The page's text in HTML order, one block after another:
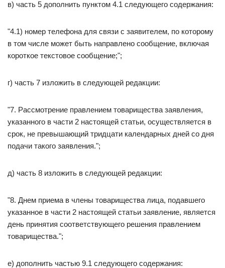
в) часть 5 дополнить пунктом 4.1 следующего содержания:
"4.1) номер телефона для связи с заявителем, по которому
в том числе может быть направлено сообщение, включая
короткое текстовое сообщение;";
г) часть 7 изложить в следующей редакции:
"7. Рассмотрение правлением товарищества заявления,
указанного в части 2 настоящей статьи, осуществляется в
срок, не превышающий тридцати календарных дней со дня
подачи такого заявления.";
д) часть 8 изложить в следующей редакции:
"8. Днем приема в члены товарищества лица, подавшего
указанное в части 2 настоящей статьи заявление, является
день принятия соответствующего решения правлением
товарищества.";
е) дополнить частью 9.1 следующего содержания: